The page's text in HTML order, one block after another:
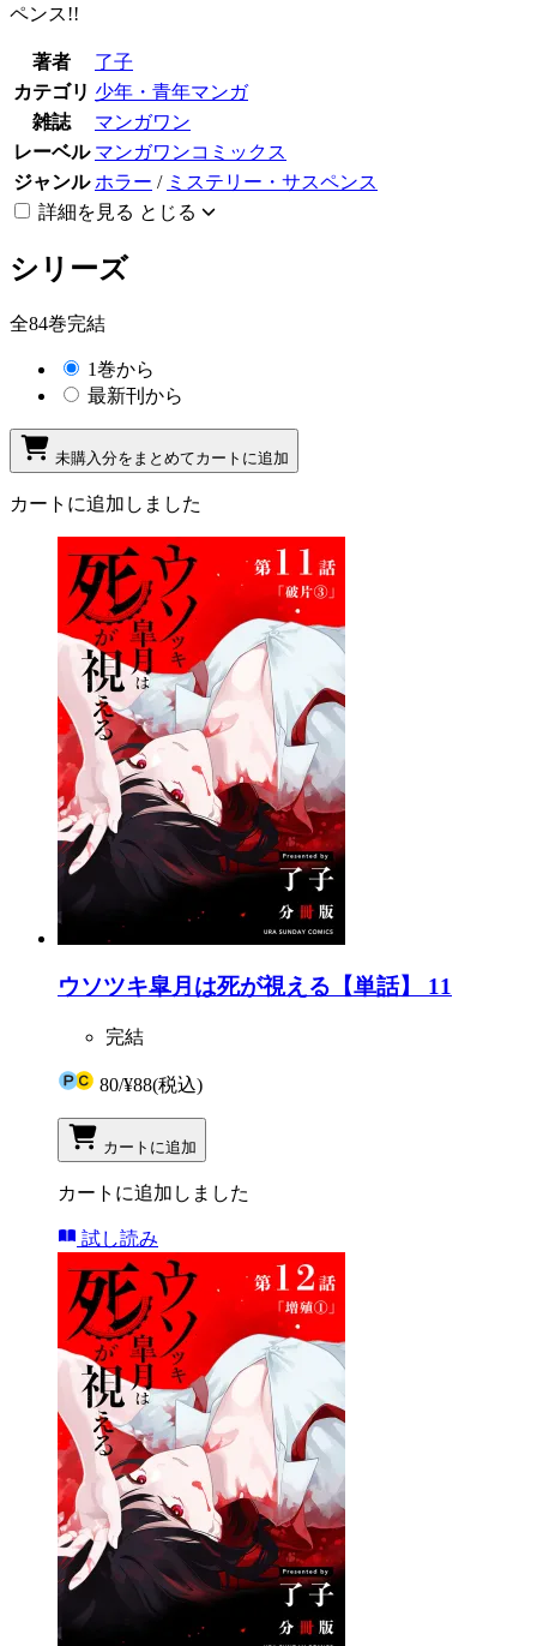
ペンス!!
著者
了子
カテゴリ 少年・青年マンガ
雑誌
マンガワン
レーベル マンガワンコミックス
ジャンル ホラー / ミステリー・サスペンス
詳細を見る とじる
シリーズ
全84巻完結
1巻から
最新刊から
未購入分をまとめてカートに追加
カートに追加しました
ウソツキ皐月は死が視える【単話】 11
完結
80/¥88(税込)
カートに追加
カートに追加しました
試し読み